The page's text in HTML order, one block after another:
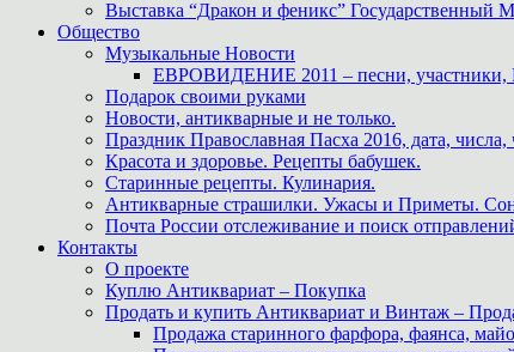
Выставка “Дракон и феникс” Государственный
Общество
Музыкальные Новости
ЕВРОВИДЕНИЕ 2011 – песни, участники,
Подарок своими руками
Новости, антикварные и не только.
Праздник Православная Пасха 2016, дата, числа,
Красота и здоровье. Рецепты бабушек.
Старинные рецепты. Кулинария.
Антикварные страшилки. Ужасы и Приметы.
Почта России отслеживание и поиск
Контакты
О проекте
Куплю Антиквариат – Покупка
Продать и купить Антиквариат и Винтаж –
Продажа старинного фарфора, фаянса,